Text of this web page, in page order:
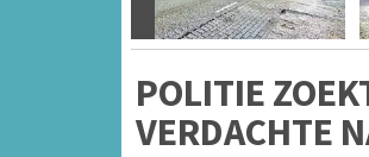
POLITIE
VERDACHTE